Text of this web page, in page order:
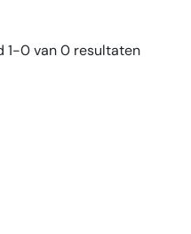
1-0 van 0 resultaten